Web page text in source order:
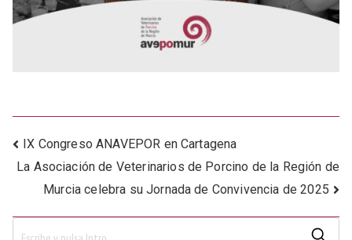
Navegación
de
IX Congreso ANAVEPOR en Cartagena
La Asociación de Veterinarios de Porcino de la Región de
Murcia celebra su Jornada de Convivencia de 2025